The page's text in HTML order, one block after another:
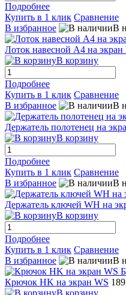
Подробнее
Купить в 1 клик Сравнение
В избранное
В
Лоток навесной А4 на экран
В корзину
Подробнее
Купить в 1 клик Сравнение
В избранное
В
Держатель полотенец на
В корзину
Подробнее
Купить в 1 клик Сравнение
В избранное
В
Держатель ключей WH на
В корзину
Подробнее
Купить в 1 клик Сравнение
В избранное
В
Крючок HK на экран WS
В корзину